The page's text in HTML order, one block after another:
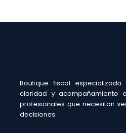
Boutique fiscal
claridad y acompañamiento
profesionales que necesitan
decisiones.